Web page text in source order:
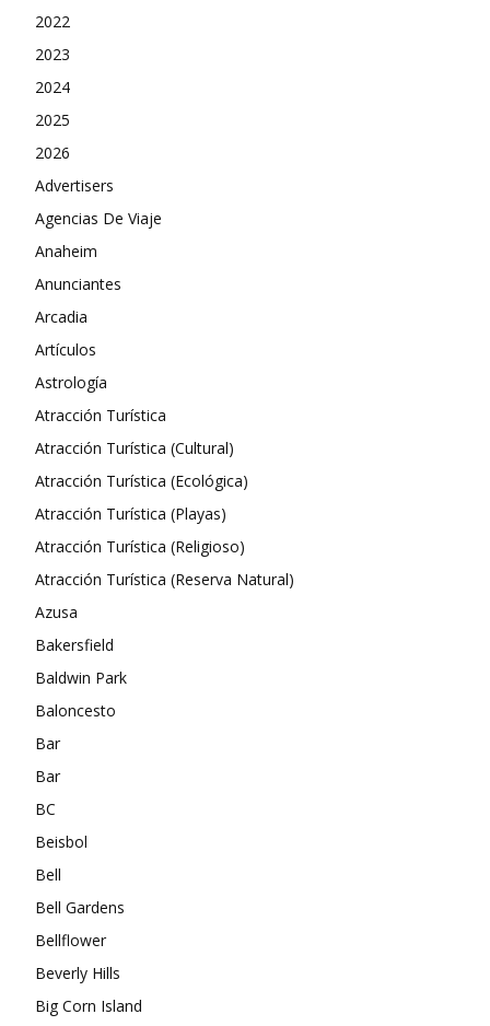
2022
2023
2024
2025
2026
Advertisers
Agencias De Viaje
Anaheim
Anunciantes
Arcadia
Artículos
Astrología
Atracción Turística
Atracción Turística (Cultural)
Atracción Turística (Ecológica)
Atracción Turística (Playas)
Atracción Turística (Religioso)
Atracción Turística (Reserva Natural)
Azusa
Bakersfield
Baldwin Park
Baloncesto
Bar
Bar
BC
Beisbol
Bell
Bell Gardens
Bellflower
Beverly Hills
Big Corn Island